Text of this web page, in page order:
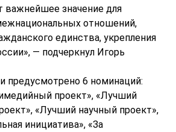
значение для
отношений,
единства, укрепления
— подчеркнул Игорь
предусмотрено 6 номинаций:
проект», «Лучший
«Лучший научный проект»,
инициатива», «За